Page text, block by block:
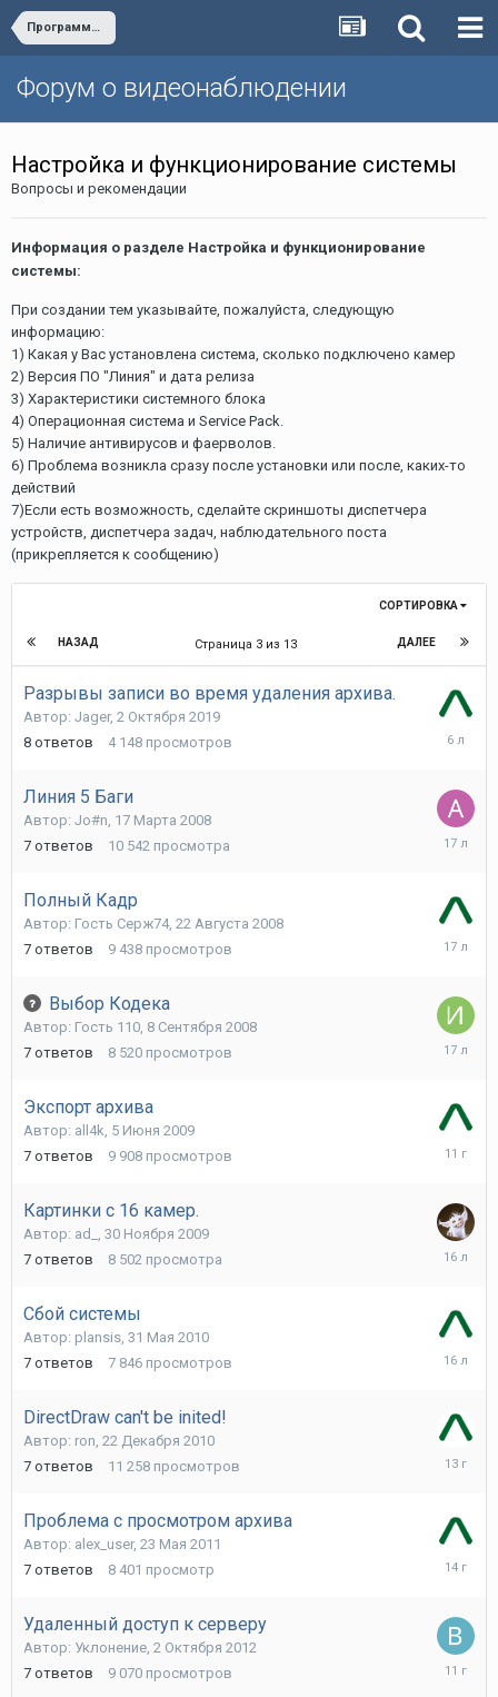
Программное обеспечение «Линия» версии 5**
Форум о видеонаблюдении
Настройка и функционирование системы
Вопросы и рекомендации
Информация о разделе Настройка и функционирование
системы:
При создании тем указывайте, пожалуйста, следующую
информацию:
1) Какая у Вас установлена система, сколько подключено камер
2) Версия ПО "Линия" и дата релиза
3) Характеристики системного блока
4) Операционная система и Service Pack.
5) Наличие антивирусов и фаерволов.
6) Проблема возникла сразу после установки или после, каких-то
действий
7)Если есть возможность, сделайте скриншоты диспетчера
устройств, диспетчера задач, наблюдательного поста
(прикрепляется к сообщению)
СОРТИРОВКА
НАЗАД ДАЛЕЕ
Страница 3 из 13
Разрывы записи во время удаления архива.
Автор: Jager, 2 Октября 2019
8 ответов 4 148 просмотров
Линия 5 Баги
Автор: Jo#n, 17 Марта 2008
7 ответов 10 542 просмотра
13
Полный Кадр
Автор: Гость Серж74, 22 Августа 2008
7 ответов 9 438 просмотров
24
Выбор Кодека
Автор: Гость 110, 8 Сентября 2008
7 ответов 8 520 просмотров
16
Экспорт архива
Автор: all4k, 5 Июня 2009
7 ответов 9 908 просмотров
Картинки с 16 камер.
Автор: ad_ , 30 Ноября 2009
7 ответов 8 502 просмотра
Сбой системы
Автор: plansis, 31 Мая 2010
7 ответов 7 846 просмотров
DirectDraw can't be inited!
Автор: ron, 22 Декабря 2010
7 ответов 11 258 просмотров
17
Проблема с просмотром архива
Автор: alex_user, 23 Мая 2011
7 ответов 8 401 просмотр
14
Удаленный доступ к серверу
Автор: Уклонение, 2 Октября 2012
7 ответов 9 070 просмотров
19